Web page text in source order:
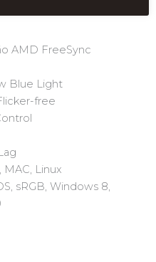
AMD FreeSync
Blue Light
free
Linux
sRGB, Windows 8,